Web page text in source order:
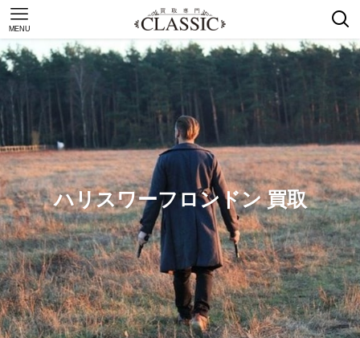
MENU
ハリスワーフロンドン 買取